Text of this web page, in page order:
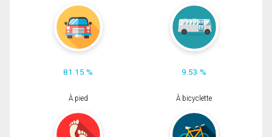
81.15 % 9.53 %
À pied À bicyclette